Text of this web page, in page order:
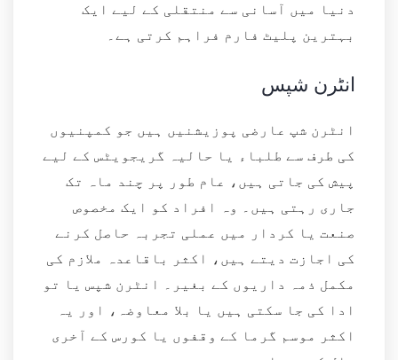
دنیا میں آسانی سے منتقلی کے لیے ایک
بہترین پلیٹ فارم فراہم کرتی ہے۔
انٹرن شپس
انٹرن شپ عارضی پوزیشنیں ہیں جو کمپنیوں
کی طرف سے طلباء یا حالیہ گریجویٹس کے لیے
پیش کی جاتی ہیں، عام طور پر چند ماہ تک
جاری رہتی ہیں۔ وہ افراد کو ایک مخصوص
صنعت یا کردار میں عملی تجربہ حاصل کرنے
کی اجازت دیتے ہیں، اکثر باقاعدہ ملازم کی
مکمل ذمہ داریوں کے بغیر۔ انٹرن شپس یا تو
ادا کی جا سکتی ہیں یا بلا معاوضہ، اور یہ
اکثر موسم گرما کے وقفوں یا کورس کے آخری